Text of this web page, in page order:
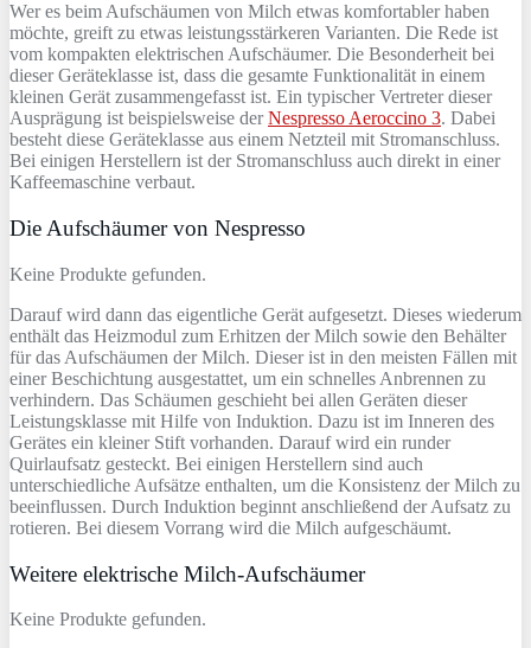
Wer es beim Aufschäumen von Milch etwas komfortabler haben
möchte, greift zu etwas leistungsstärkeren Varianten. Die Rede ist
vom kompakten elektrischen Aufschäumer. Die Besonderheit bei
dieser Geräteklasse ist, dass die gesamte Funktionalität in einem
kleinen Gerät zusammengefasst ist. Ein typischer Vertreter dieser
Ausprägung ist beispielsweise derNespresso Aeroccino 3. Dabei
besteht diese Geräteklasse aus einem Netzteil mit Stromanschluss.
Bei einigen Herstellern ist der Stromanschluss auch direkt in einer
Kaffeemaschine verbaut.
Die Aufschäumer von Nespresso
Keine Produkte gefunden.
Darauf wird dann das eigentliche Gerät aufgesetzt. Dieses wiederum
enthält das Heizmodul zum Erhitzen der Milch sowie den Behälter
für das Aufschäumen der Milch. Dieser ist in den meisten Fällen mit
einer Beschichtung ausgestattet, um ein schnelles Anbrennen zu
verhindern. Das Schäumen geschieht bei allen Geräten dieser
Leistungsklasse mit Hilfe von Induktion. Dazu ist im Inneren des
Gerätes ein kleiner Stift vorhanden. Darauf wird ein runder
Quirlaufsatz gesteckt. Bei einigen Herstellern sind auch
unterschiedliche Aufsätze enthalten, um die Konsistenz der Milch zu
beeinflussen. Durch Induktion beginnt anschließend der Aufsatz zu
rotieren. Bei diesem Vorrang wird die Milch aufgeschäumt.
Weitere elektrische Milch-Aufschäumer
Keine Produkte gefunden.